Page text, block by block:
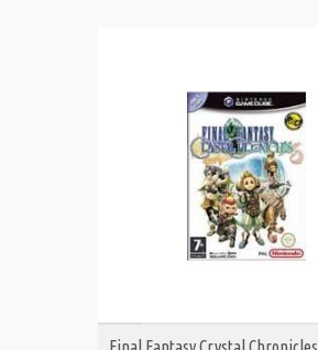
ΑΓΟΡΑ MET.